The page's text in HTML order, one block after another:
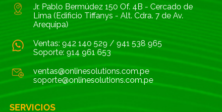
Jr. Pablo Bermúdez 150 Of. 4B - Cercado de
Lima (Edificio Tiffanys - Alt. Cdra. 7 de Av.
Arequipa)
Ventas: 942 140 529 / 941 538 965
Soporte: 914 961 653
ventas@onlinesolutions.com.pe
soporte@onlinesolutions.com.pe
SERVICIOS